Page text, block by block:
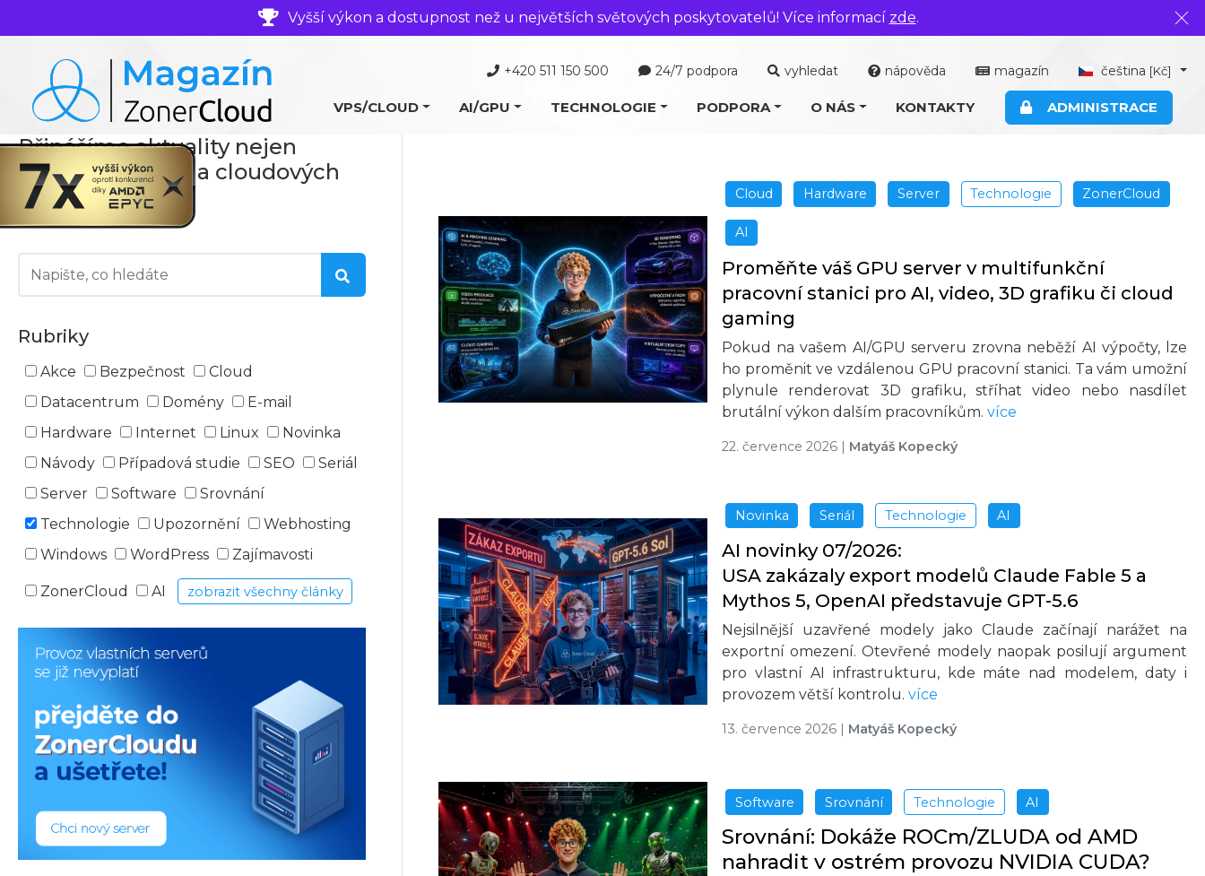
Vyšší výkon a dostupnost než u největších světových poskytovatelů! Více informací zde.
+420 511 150 500 24/7 podpora vyhledat nápověda magazín čeština [Kč]
VPS/CLOUD AI/GPU TECHNOLOGIE PODPORA O NÁS KONTAKTY ADMINISTRACE
Přinášíme aktuality nejen
ze světa serverů a cloudových
technologií
Rubriky
Akce Bezpečnost
Cloud
Datacentrum
Domény
E-mail
Hardware
Internet Linux
Novinka
Návody
Případová studie SEO
Seriál
Server
Software
Srovnání
Technologie
Upozornění
Webhosting
Windows
WordPress Zajímavosti
ZonerCloud AI zobrazit všechny články
Cloud Hardware Server Technologie ZonerCloud
AI
Proměňte váš GPU server v multifunkční
pracovní stanici pro AI, video, 3D grafiku či cloud
gaming
Pokud na vašem AI/GPU serveru zrovna neběží AI výpočty, lze
ho proměnit ve vzdálenou GPU pracovní stanici. Ta vám umožní
plynule renderovat 3D grafiku, stříhat video nebo nasdílet
brutální výkon dalším pracovníkům. více
22. července 2026 | Matyáš Kopecký
Novinka Seriál Technologie AI
AI novinky 07/2026:
USA zakázaly export modelů Claude Fable 5 a
Mythos 5, OpenAI představuje GPT-5.6
Nejsilnější uzavřené modely jako Claude začínají narážet na
exportní omezení. Otevřené modely naopak posilují argument
pro vlastní AI infrastrukturu, kde máte nad modelem, daty i
provozem větší kontrolu. více
13. července 2026 Matyáš Kopecký
Software Srovnání Technologie AI
Srovnání: Dokáže ROCm/ZLUDA od AMD
nahradit v ostrém provozu NVIDIA CUDA?